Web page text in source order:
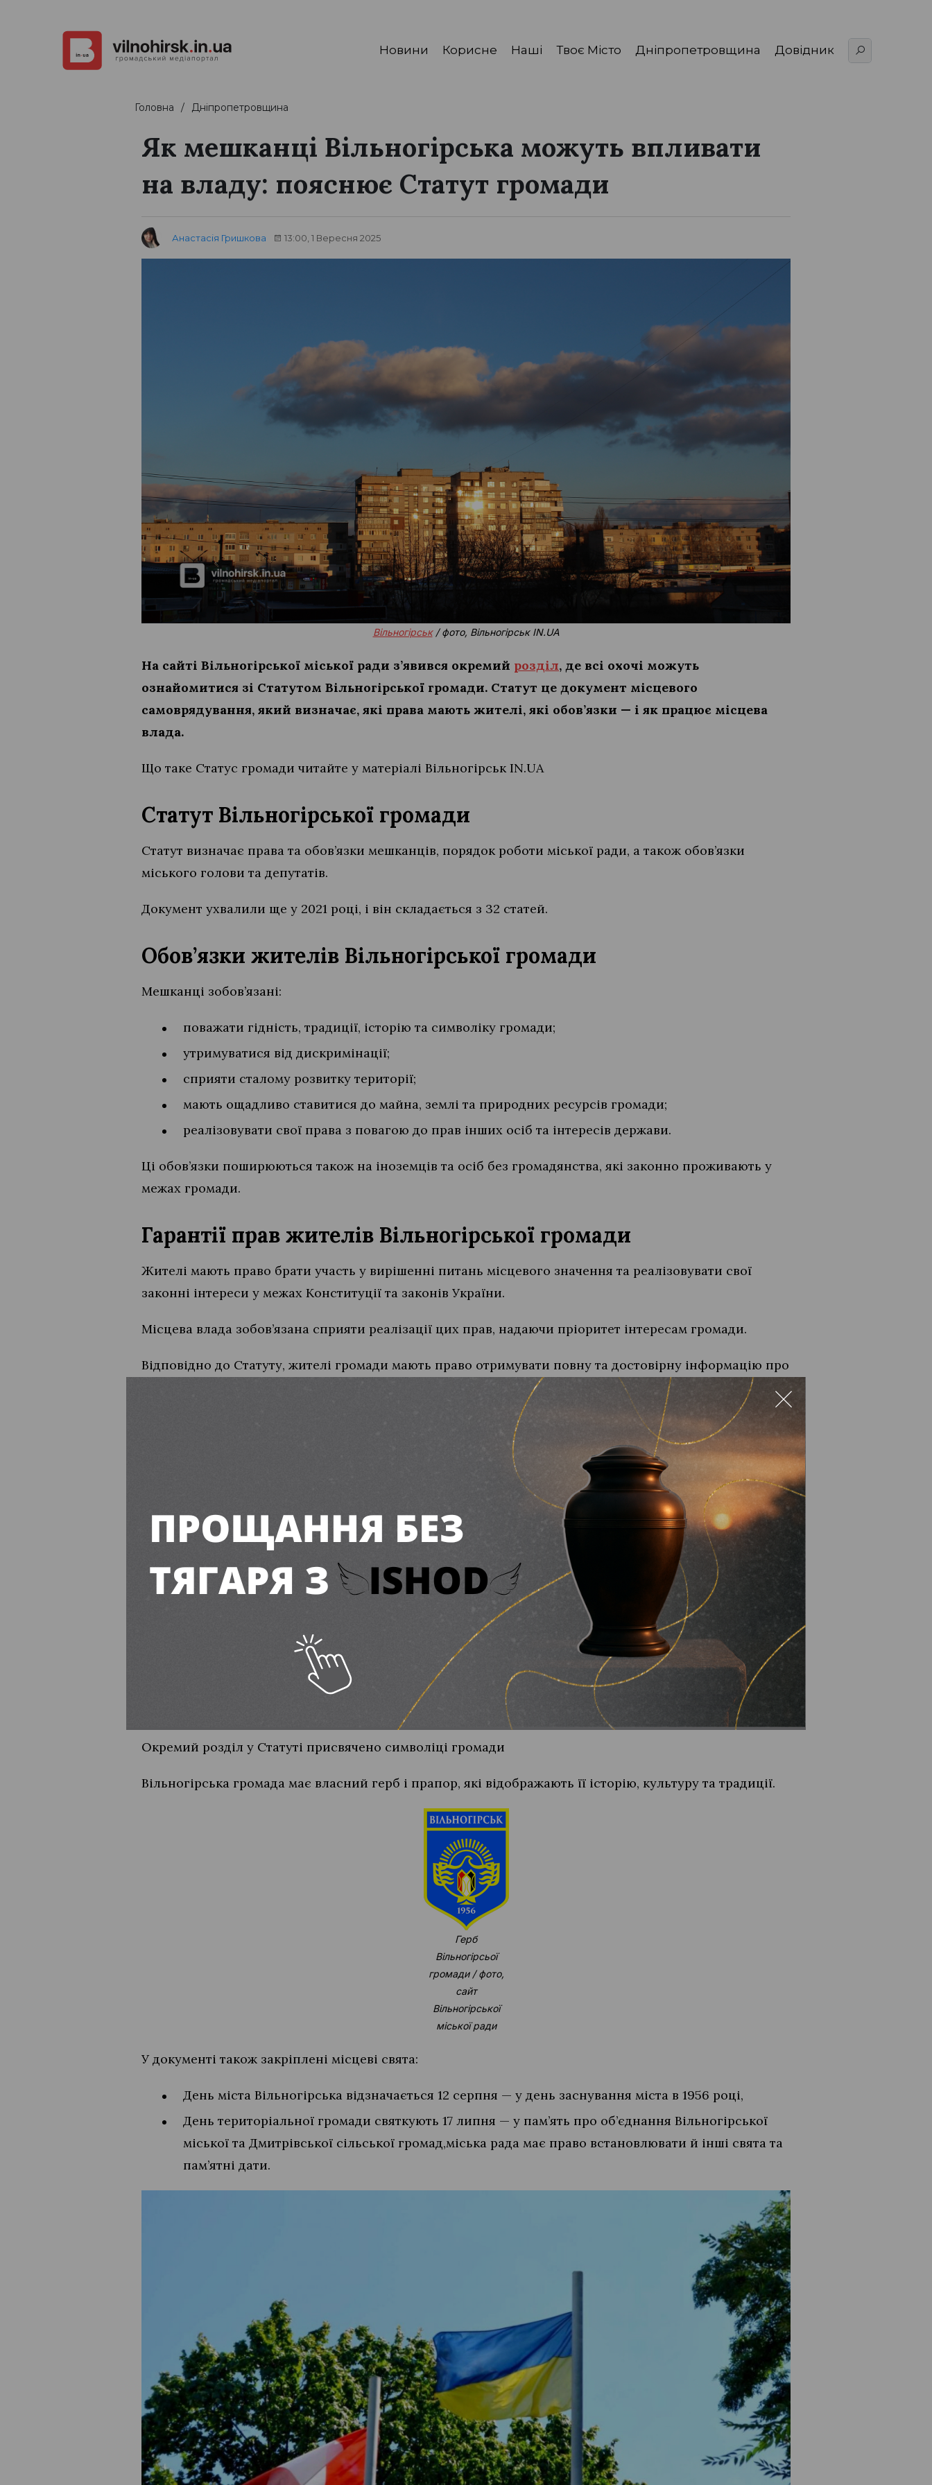
Новини Корисне Наші Твоє Місто Дніпропетровщина Довідник
Головна Дніпропетровщина
Як мешканці Вільногірська можуть впливати
на владу: пояснює Статут громади
Анастасія Гришкова 13:00, 1 Вересня 2025
Вільногірськ/ фото, Вільногірськ IN.UA
На сайті Вільногірської міської ради з’явився окремий розділ, де всі охочі можуть
ознайомитися зі Статутом Вільногірської громади. Статут це документ місцевого
самоврядування, який визначає, які права мають жителі, які обов’язки — і як працює місцева
влада.
Що таке Статус громади читайте у матеріалі Вільногірськ IN.UA
Статут Вільногірської громади
Статут визначає права та обов’язки мешканців, порядок роботи міської ради, а також обов’язки
міського голови та депутатів.
Документ ухвалили ще у 2021 році, і він складається з 32 статей.
Обов’язки жителів Вільногірської громади
Мешканці зобов’язані:
поважати гідність, традиції, історію та символіку громади;
утримуватися від дискримінації;
сприяти сталому розвитку території;
мають ощадливо ставитися до майна, землі та природних ресурсів громади;
реалізовувати свої права з повагою до прав інших осіб та інтересів держави.
Ці обов’язки поширюються також на іноземців та осіб без громадянства, які законно проживають у
межах громади.
Гарантії прав жителів Вільногірської громади
Жителі мають право брати участь у вирішенні питань місцевого значення та реалізовувати свої
законні інтереси у межах Конституції та законів України.
Місцева влада зобов’язана сприяти реалізації цих прав, надаючи пріоритет інтересам громади.
Відповідно до Статуту, жителі громади мають право отримувати повну та достовірну інформацію про
діяльність міської ради, міського голови, виконавчих органів Вільногірської міської ради та їх
посадових осіб у спосіб, передбачений чинним законодавством.
отримувати копії рішень та документів,контролювати роботу влади й комунальних
створювати органи самоорганізації населення;
пропонувати, на що витратити частину бюджету,відвідувати засідання ради та виступати на
Способи та процедура звернень детально описані в Статуті.
Окремий розділ у Статуті присвячено символіці громади
Вільногірська громада має власний герб і прапор, які відображають її історію, культуру та традиції.
Герб
Вільногірсьої
громади / фото,
сайт
Вільногірської
міської ради
У документі також закріплені місцеві свята:
День міста Вільногірська відзначається 12 серпня — у день заснування міста в 1956 році,
День територіальної громади святкують 17 липня — у пам’ять про об’єднання Вільногірської
міської та Дмитрівської сільської громад,міська рада має право встановлювати й інші свята та
пам’ятні дати.